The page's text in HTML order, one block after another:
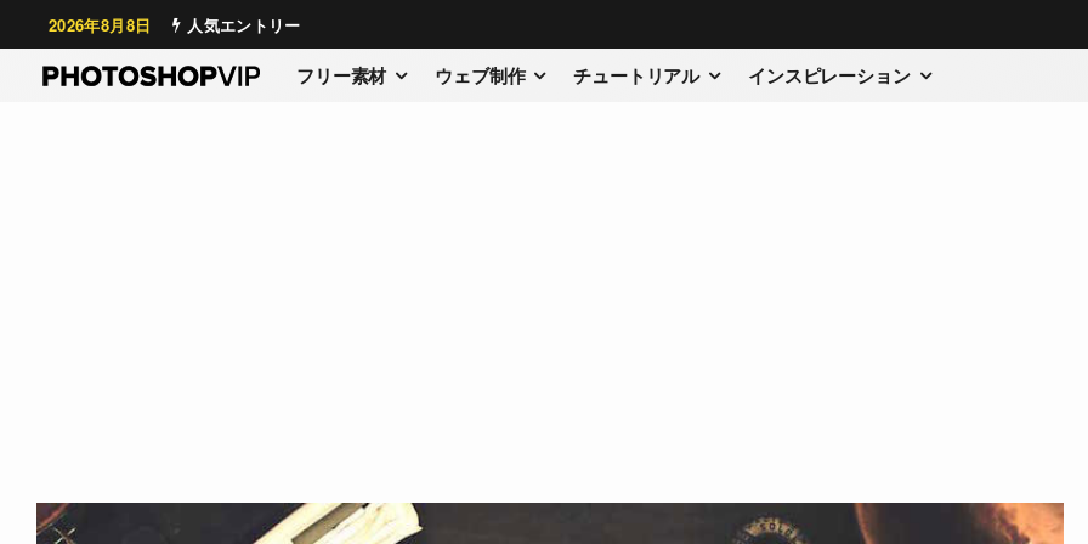
2026年8月8日 人気エントリー
フリー素材 ウェブ制作 チュートリアル インスピレーション